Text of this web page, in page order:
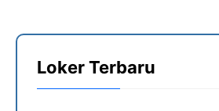
Loker Terbaru